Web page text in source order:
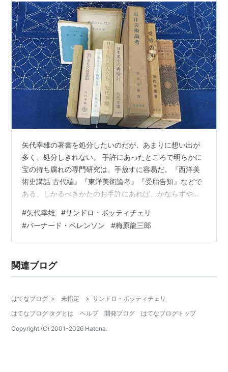
矢代幸雄の著書を処分したいのだが、あまりに想い出が
多く、処分しきれない。 手許にあったところで明らかに
宝の持ち腐れの専門研究は、手放すに容易だ。『西洋美
術史講話 古代編』『東洋美術論考』『受胎告知』などで
ある。しかるべきかたのお手許にあれば、かならずや価
類がまとめられたものについては、それぞれにうしろ髪
引かれる気は起きるものの、私なんぞが細部まで知らな
くてもいい。収斂する核心部分だけを残すこととする。
あるものも、同様だ。 なかには珍しいものも混じる。し
かし残念ながら私には、本を美しいままに保管…
#矢代幸雄 #サンドロ・ボッティチェリ
#バーナード・ベレンソン #梅原龍三郎
関連ブログ
はてなブログ > 未指定 > サンドロ・ボッティチェリ
はてなブログ タグとは
ヘルプ 開発ブログ
はてなブログトップ
Copyright (C) 2001-2026 Hatena.